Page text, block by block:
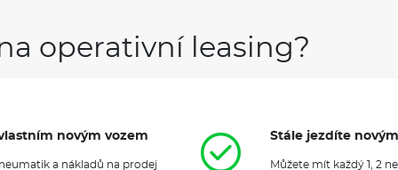
operativní leasing?
novým vozem
a nákladů na prodej
Stále jezdíte
Můžete mít každý 1, 2